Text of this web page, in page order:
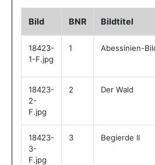
Bild BNR Bildtitel
18423-
1-F.jpg
1 Abessinien-
18423-
2-
F.jpg
2 Der Wald
18423-
3-
F.jpg
3 Begierde II